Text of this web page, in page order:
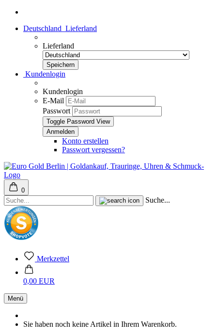
Deutschland Lieferland
Lieferland
Kundenlogin
Kundenlogin
E-Mail
Passwort
Toggle Password View
Konto erstellen
Passwort vergessen?
0
Suche...
Merkzettel
0,00 EUR
Menü
Sie haben noch keine Artikel in Ihrem Warenkorb.